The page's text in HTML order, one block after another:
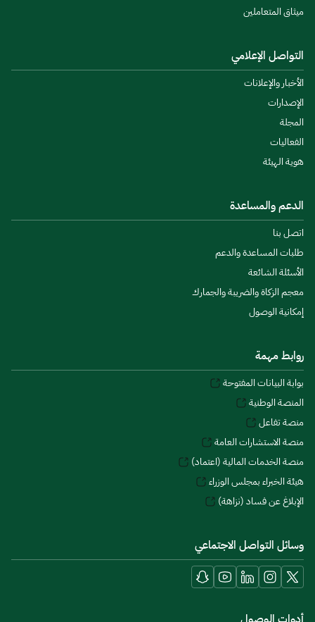
ميثاق المتعاملين
التواصل الإعلامي
الأخبار والإعلانات
الإصدارات
المجلة
الفعاليات
هوية الهيئة
الدعم والمساعدة
اتصل بنا
طلبات المساعدة والدعم
الأسئلة الشائعة
معجم الزكاة والضريبة والجمارك
إمكانية الوصول
روابط مهمة
بوابة البيانات المفتوحة
المنصة الوطنية
منصة تفاعل
منصة الاستشارات العامة
منصة الخدمات المالية (اعتماد)
هيئة الخبراء بمجلس الوزراء
الإبلاغ عن فساد (نزاهة)
وسائل التواصل الاجتماعي